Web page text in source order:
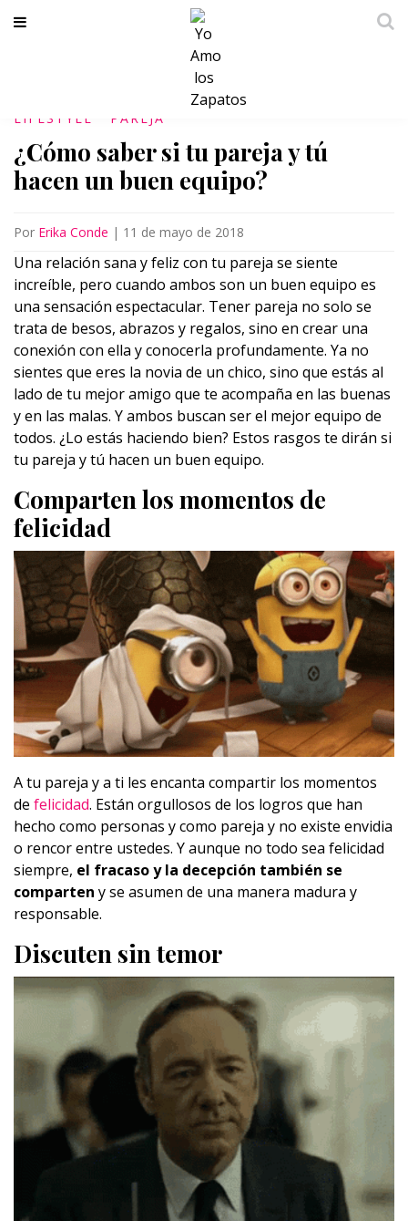
LIFESTYLE PAREJA
¿Cómo saber si tu pareja y tú
hacen un buen equipo?
Por Erika Conde | 11 de mayo de 2018
Una relación sana y feliz con tu pareja se siente
increíble, pero cuando ambos son un buen equipo es
una sensación espectacular. Tener pareja no solo se
trata de besos, abrazos y regalos, sino en crear una
conexión con ella y conocerla profundamente. Ya no
sientes que eres la novia de un chico, sino que estás al
lado de tu mejor amigo que te acompaña en las buenas
y en las malas. Y ambos buscan ser el mejor equipo de
todos. ¿Lo estás haciendo bien? Estos rasgos te dirán si
tu pareja y tú hacen un buen equipo.
Comparten los momentos de
felicidad
A tu pareja y a ti les encanta compartir los momentos
de felicidad. Están orgullosos de los logros que han
hecho como personas y como pareja y no existe envidia
o rencor entre ustedes. Y aunque no todo sea felicidad
siempre, el fracaso y la decepción también se
comparten y se asumen de una manera madura y
responsable.
Discuten sin temor